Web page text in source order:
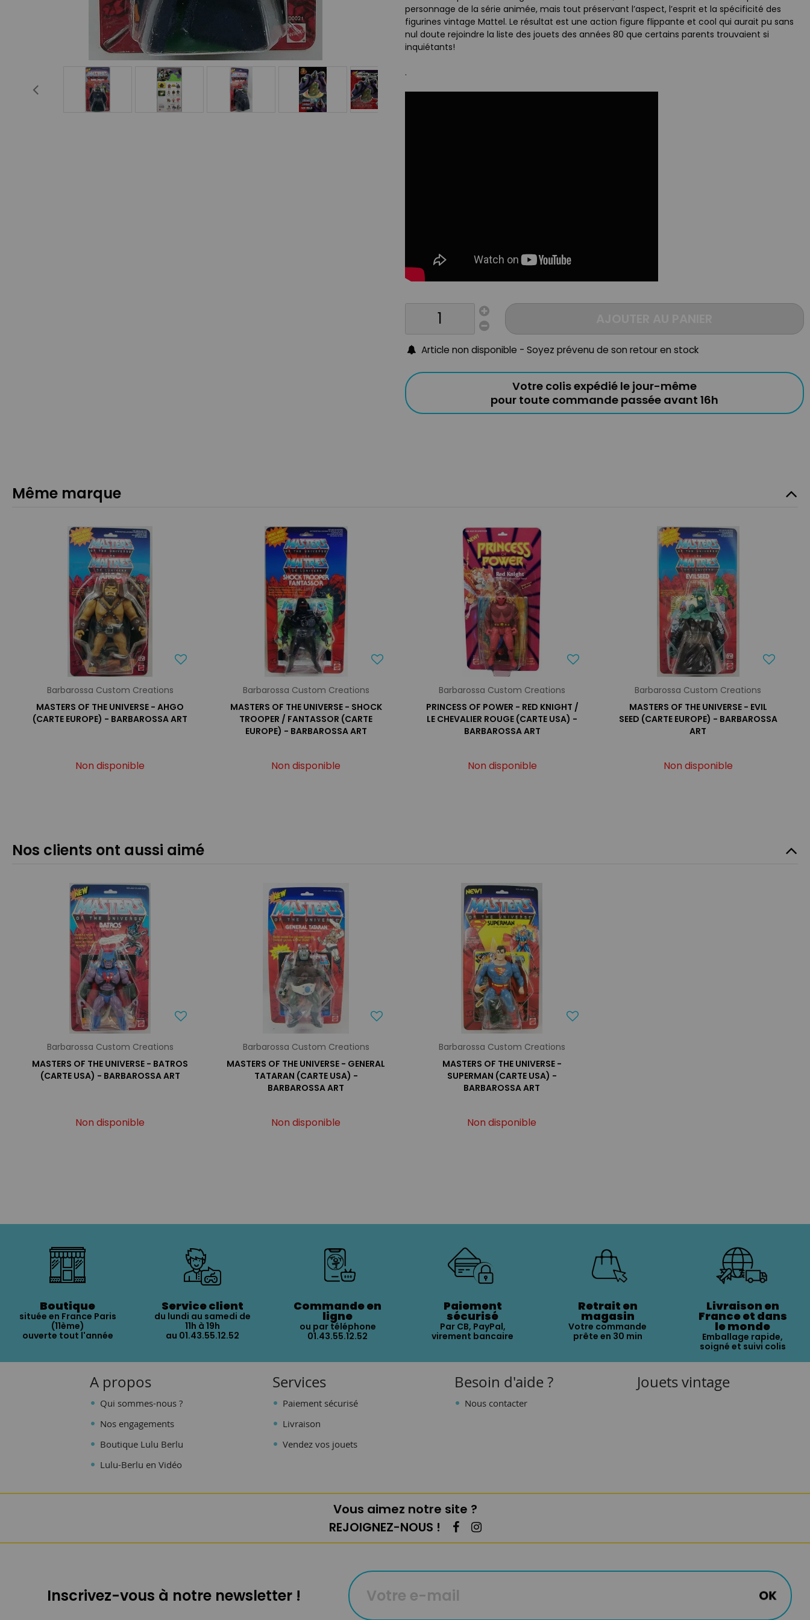
personnage de la série animée, mais tout préservant l’aspect, l’esprit et la spécificité des
figurines vintage Mattel. Le résultat est une action figure flippante et cool qui aurait pu sans
nul doute rejoindre la liste des jouets des années 80 que certains parents trouvaient si
inquiétants!
.
Article non disponible - Soyez prévenu de son retour en stock
Votre colis expédié le jour-même
pour toute commande passée avant 16h
Même marque
Barbarossa Custom Creations
MASTERS OF THE UNIVERSE - AHGO
(CARTE EUROPE) - BARBAROSSA ART
Non disponible
Barbarossa Custom Creations
MASTERS OF THE UNIVERSE - SHOCK
TROOPER / FANTASSOR (CARTE
EUROPE) - BARBAROSSA ART
Non disponible
Barbarossa Custom Creations
PRINCESS OF POWER - RED KNIGHT /
LE CHEVALIER ROUGE (CARTE USA) -
BARBAROSSA ART
Non disponible
Barbarossa Custom Creations
MASTERS OF THE UNIVERSE - EVIL
SEED (CARTE EUROPE) - BARBAROSSA
ART
Non disponible
Nos clients ont aussi aimé
Barbarossa Custom Creations
MASTERS OF THE UNIVERSE - BATROS
(CARTE USA) - BARBAROSSA ART
Non disponible
Barbarossa Custom Creations
MASTERS OF THE UNIVERSE - GENERAL
TATARAN (CARTE USA) -
BARBAROSSA ART
Non disponible
Barbarossa Custom Creations
MASTERS OF THE UNIVERSE -
SUPERMAN (CARTE USA) -
BARBAROSSA ART
Non disponible
Boutique
située en France Paris
(11ème)
ouverte tout l'année
Service client
du lundi au samedi de
11h à 19h
au 01.43.55.12.52
Commande en
ligne
ou par téléphone
01.43.55.12.52
Paiement
sécurisé
Par CB, PayPal,
virement bancaire
Retrait en
magasin
Votre commande
prête en 30 min
Livraison en
France et dans
le monde
Emballage rapide,
soigné et suivi colis
A propos
Qui sommes-nous ?
Nos engagements
Boutique Lulu Berlu
Lulu-Berlu en Vidéo
Services
Paiement sécurisé
Livraison
Vendez vos jouets
Besoin d'aide ?
Nous contacter
Jouets vintage
Vous aimez notre site ?
REJOIGNEZ-NOUS !
Inscrivez-vous à notre newsletter !